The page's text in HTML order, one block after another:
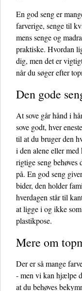
En god seng er
farverige, senge til
mens senge og
praktiske. Hvordan
dig, men det er
når du søger efter
Den gode
At sove går hånd i
sove godt, hver
til at du bruger den
i den alene eller
rigtige seng
på. En god seng
bider, den holder
hverdagen står til
at ligge i og ikke
plastikpose.
Mere om
Der er så mange
- men vi kan hjælpe
at du behøves